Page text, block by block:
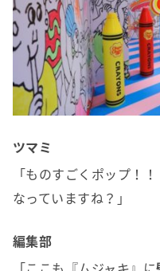
ツマミ
「ものすごくポップ！
なっていますね？」
編集部